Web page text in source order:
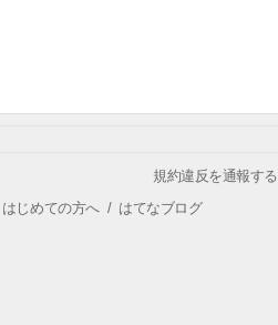
規約違反を通報する
はじめての方へ/ はてなブログ